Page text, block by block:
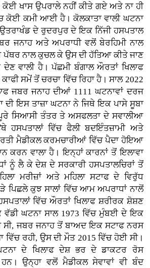
ਖਾਸ ਉਪਰਾਲੇ ਨਹੀਂ ਕੀਤੇ ਗਏ ਅਤੇ ਨਾ ਹੀ
ਕੋਈ ਕਮੀ ਆਈ ਹੈ। ਕੋਲਕਾਤਾ ਵਾਲੀ ਘਟਨਾ
ਦੇ ਰੁਦਰਪੁਰ ਦੇ ਇਕ ਨਿੱਜੀ ਹਸਪਤਾਲ
ਜਨਾਹ ਅਤੇ ਅਪਰਾਧੀ ਵਲੋਂ ਬੇਰਹਿਮੀ ਨਾਲ
ਪੱਥਰ ਨਾਲ ਕੁਚਲ ਕੇ ਉਸ ਦੀ ਹੱਤਿਆ ਕੀਤੇ ਜਾਣ
ਦੇਣ ਵਾਲੀ ਹੈ। ਪੱਛਮੀ ਬੰਗਾਲ ਔਰਤਾਂ ਖਿਲਾਫ
ਸਮੇਂ ਤੋਂ ਚਰਚਾ ਵਿੱਚ ਰਿਹਾ ਹੈ। ਸਾਲ 2022
ਜਬਰ ਜਨਾਹ ਦੀਆਂ 1111 ਘਟਨਾਵਾਂ ਦਰਜ
ਇਸ ਤਾਜ਼ਾ ਘਟਨਾ ਨੇ ਜਿਥੇ ਇਕ ਪਾਸੇ ਸੂਬਾ
ਸਿਆਸੀ ਤੰਤਰ ਤੇ ਅਸਫਲਤਾ ਦੇ ਸਵਾਲੀਆ
ਹਸਪਤਾਲਾਂ ਵਿੱਚ ਫੈਲੀ ਬਦਇੰਤਜ਼ਾਮੀ ਅਤੇ
ਮੈਡੀਕਲ ਕਰਮਚਾਰੀਆਂ ਵਿੱਚ ਪੈਦਾ ਹੋਇਆ
ਕਰਨ ਵਾਲਾ ਹੈ। ਇਨ੍ਹਾਂ ਕਾਰਨਾਂ ਤੋਂ ਇਲਾਵਾ
ਨੂੰ ਲੈ ਕੇ ਦੇਸ਼ ਦੇ ਸਰਕਾਰੀ ਹਸਪਤਾਲਚਿਰਾਂ ਤੋਂ
ਮਰੀਜ਼ਾਂ ਅਤੇ ਮਹਿਲਾ ਸਟਾਫ ਦੇ ਵਿਰੁੱਧ
ਪਿਛਲੇ ਕੁਝ ਸਾਲਾਂ ਵਿੱਚ ਆਮ ਅਪਰਾਧਾਂ ਨਾਲੋਂ
ਵਿੱਚ ਔਰਤਾਂ ਖਿਲਾਫ ਸ਼ਰੀਰਕ ਸ਼ੋਸ਼ਣ
ਵੱਡੀ ਘਟਨਾ ਸਾਲ 1973 ਵਿੱਚ ਮੁੰਬਈ ਦੇ ਇਕ
ਸੀ, ਜਬਰ ਜਨਾਹ ਤੋਂ ਬਾਅਦ ਇਕ ਸਟਾਫ ਨਰਸ
ਵਿੱਚ ਰਹੀ, ਉਸ ਦੀ ਮੌਤ 2015 ਵਿੱਚ ਹੋਈ ਸੀ।
ਦੇ ਖਿਲਾਫ ਦੇਸ਼ ਭਰ ਦੇ ਡਾਕਟਰ ਰੋਸ
ਉਨ੍ਹਾ ਵਲੋਂ ਮੈਡੀਕਲ ਸੇਵਾਵਾਂ ਵੀ ਬੰਦ